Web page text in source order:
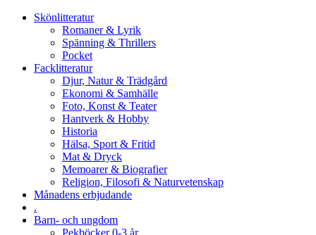
Skönlitteratur
Romaner & Lyrik
Spänning & Thrillers
Pocket
Facklitteratur
Djur, Natur & Trädgård
Ekonomi & Samhälle
Foto, Konst & Teater
Hantverk & Hobby
Historia
Hälsa, Sport & Fritid
Mat & Dryck
Memoarer & Biografier
Religion, Filosofi & Naturvetenskap
Månadens erbjudande
.
Barn- och ungdom
Pekböcker 0-3 år